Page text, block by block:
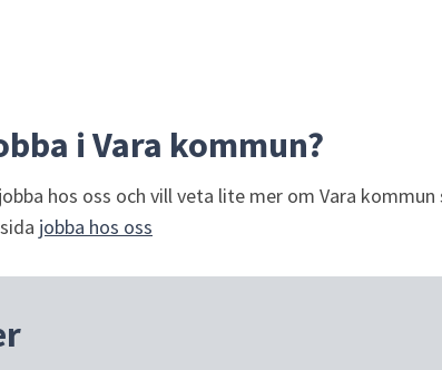
i Vara kommun?
hos oss och vill veta lite mer om Vara
jobba hos oss